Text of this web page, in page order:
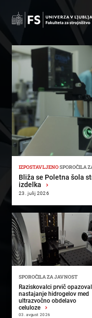
IZPOSTAVLJENOSPOROČILA
Bliža se Poletna šola
izdelka
›
23. julij 2026
SPOROČILA ZA JAVNOST
Raziskovalci prvič
nastajanje hidrogelov med
ultrazvočno obdelavo
celuloze
›
03. avgust 2026